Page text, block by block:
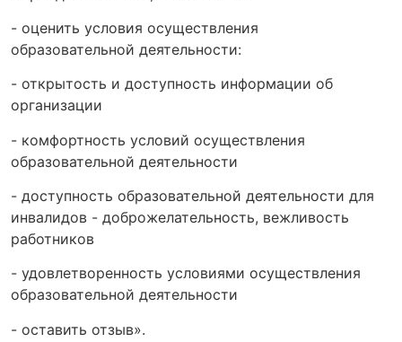
- оценить условия осуществления
образовательной деятельности:
- открытость и доступность информации об
организации
- комфортность условий осуществления
образовательной деятельности
- доступность образовательной деятельности для
инвалидов - доброжелательность, вежливость
работников
- удовлетворенность условиями осуществления
образовательной деятельности
- оставить отзыв».